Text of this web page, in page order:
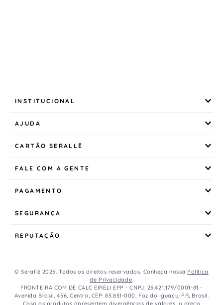
INSTITUCIONAL
AJUDA
CARTÃO SERALLÊ
FALE COM A GENTE
PAGAMENTO
SEGURANÇA
REPUTAÇÃO
© Serallê 2025. Todos os direitos reservados. Conheça nossa Política
de Privacidade.
FRONTEIRA COM DE CALC EIRELI EPP - CNPJ: 25.421.179/0001-81 -
Avenida Brasil, 456, Centro, CEP: 85.851-000, Foz do Iguaçu, PR, Brasil.
Caso os produtos apresentem divergências de valores, o preço